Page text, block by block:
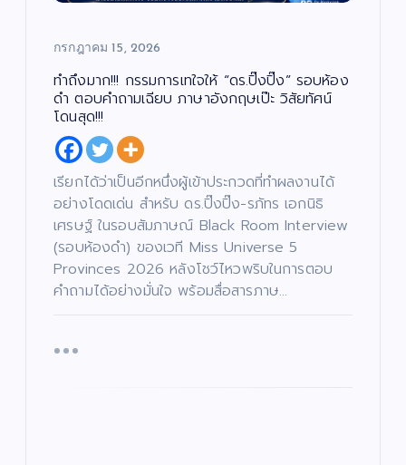
กรกฎาคม 15, 2026
ทำถึงมาก!!! กรรมการเทใจให้ “ดร.ปิ๊งปิ๊ง” รอบห้อง
ดำ ตอบคำถามเฉียบ ภาษาอังกฤษเป๊ะ วิสัยทัศน์
โดนสุด!!!
เรียกได้ว่าเป็นอีกหนึ่งผู้เข้าประกวดที่ทำผลงานได้
อย่างโดดเด่น สำหรับ ดร.ปิ๊งปิ๊ง-รภัทร เอกนิธิ
เศรษฐ์ ในรอบสัมภาษณ์ Black Room Interview
(รอบห้องดำ) ของเวที Miss Universe 5
Provinces 2026 หลังโชว์ไหวพริบในการตอบ
คำถามได้อย่างมั่นใจ พร้อมสื่อสารภาษ…